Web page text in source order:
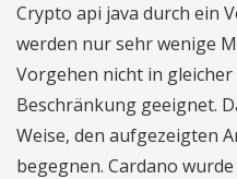
Crypto api java durch ein
werden nur sehr wenige
Vorgehen nicht in gleicher
Beschränkung geeignet.
Weise, den aufgezeigten
begegnen. Cardano